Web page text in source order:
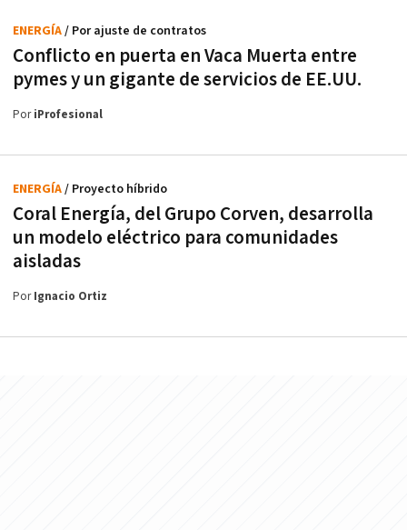
Conflicto en puerta en Vaca Muerta entre
pymes y un gigante de servicios de EE.UU.
ENERGÍA/ Por ajuste de contratos
PoriProfesional
Coral Energía, del Grupo Corven, desarrolla
un modelo eléctrico para comunidades
aisladas
ENERGÍA/ Proyecto híbrido
PorIgnacio Ortiz